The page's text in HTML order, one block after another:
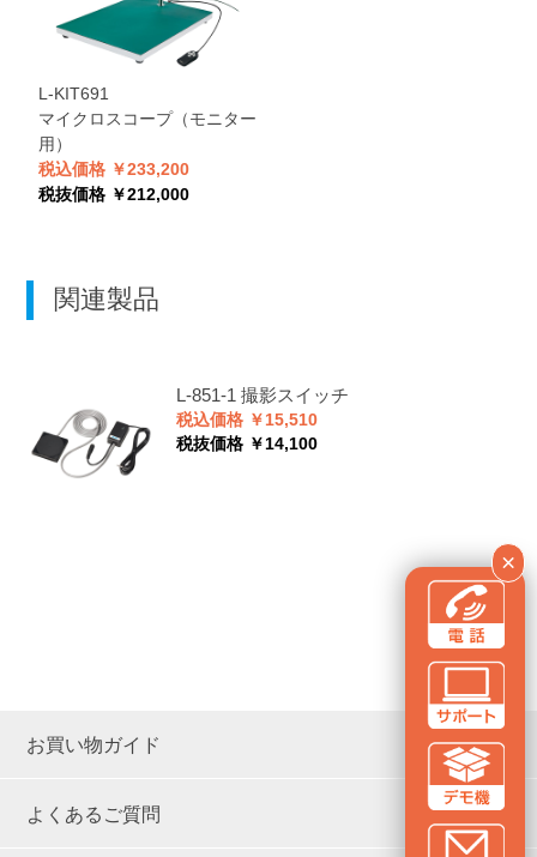
×
L-KIT691
マイクロスコープ（モニター
用）
税込価格 ￥233,200
税抜価格 ￥212,000
関連製品
L-851-1 撮影スイッチ
税込価格 ￥15,510
税抜価格 ￥14,100
お買い物ガイド
よくあるご質問